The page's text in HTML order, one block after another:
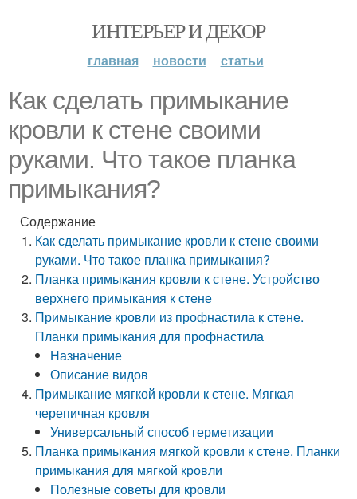
ИНТЕРЬЕР И ДЕКОР
главная новости статьи
Как сделать примыкание
кровли к стене своими
руками. Что такое планка
примыкания?
Содержание
Как сделать примыкание кровли к стене своими
руками. Что такое планка примыкания?
Планка примыкания кровли к стене. Устройство
верхнего примыкания к стене
Примыкание кровли из профнастила к стене.
Планки примыкания для профнастила
Назначение
Описание видов
Примыкание мягкой кровли к стене. Мягкая
черепичная кровля
Универсальный способ герметизации
Планка примыкания мягкой кровли к стене. Планки
примыкания для мягкой кровли
Полезные советы для кровли